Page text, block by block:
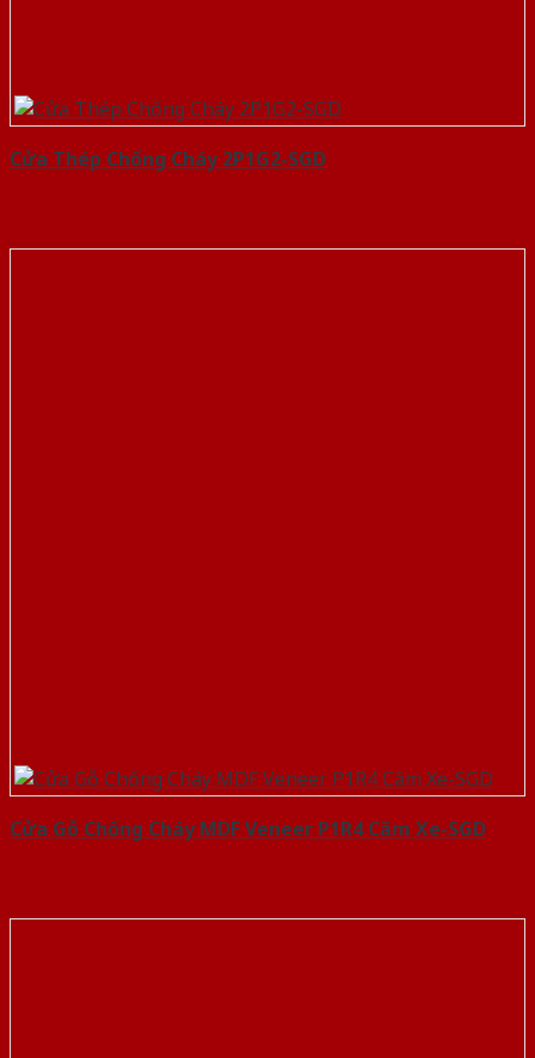
Cửa Thép Chống Cháy 2P1G2-SGD
Cửa Gỗ Chống Cháy MDF Veneer P1R4 Căm Xe-SGD